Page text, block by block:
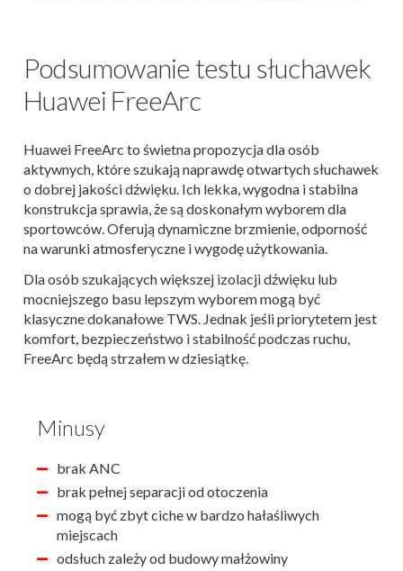
Podsumowanie testu słuchawek
Huawei FreeArc
Huawei FreeArc to świetna propozycja dla osób
aktywnych, które szukają naprawdę otwartych słuchawek
o dobrej jakości dźwięku. Ich lekka, wygodna i stabilna
konstrukcja sprawia, że są doskonałym wyborem dla
sportowców. Oferują dynamiczne brzmienie, odporność
na warunki atmosferyczne i wygodę użytkowania.
Dla osób szukających większej izolacji dźwięku lub
mocniejszego basu lepszym wyborem mogą być
klasyczne dokanałowe TWS. Jednak jeśli priorytetem jest
komfort, bezpieczeństwo i stabilność podczas ruchu,
FreeArc będą strzałem w dziesiątkę.
Minusy
brak ANC
brak pełnej separacji od otoczenia
mogą być zbyt ciche w bardzo hałaśliwych
miejscach
odsłuch zależy od budowy małżowiny